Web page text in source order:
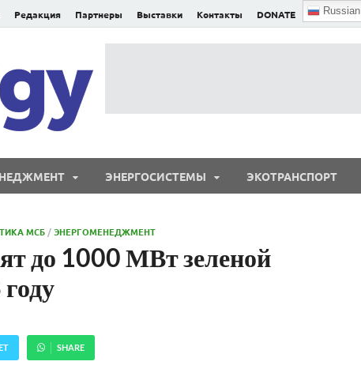
Редакция Партнеры Выставки Контакты DONATE Russian
ЭНЕРГОСИСТЕМЫ ЭКОТРАНСПОРТ
МСБ /ЭНЕРГОМЕНЕДЖМЕНТ
до 1000 МВт зеленой
SHARE